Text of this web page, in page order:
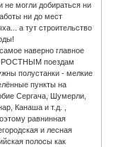
не могли добираться ни
ни до мест
а тут строительство
наверно главное
поездам
полустанки - мелкие
пункты на
Сергача, Шумерли,
Канаша и т.д. ,
равнинная
и лесная
полосы как